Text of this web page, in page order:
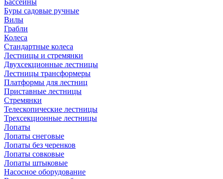
Бассейны
Буры садовые ручные
Вилы
Грабли
Колеса
Стандартные колеса
Лестницы и стремянки
Двухсекционные лестницы
Лестницы трансформеры
Платформы для лестниц
Приставные лестницы
Стремянки
Телескопические лестницы
Трехсекционные лестницы
Лопаты
Лопаты снеговые
Лопаты без черенков
Лопаты совковые
Лопаты штыковые
Насосное оборудование